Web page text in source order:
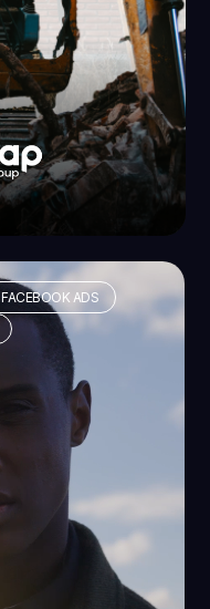
FACEBOOK ADS